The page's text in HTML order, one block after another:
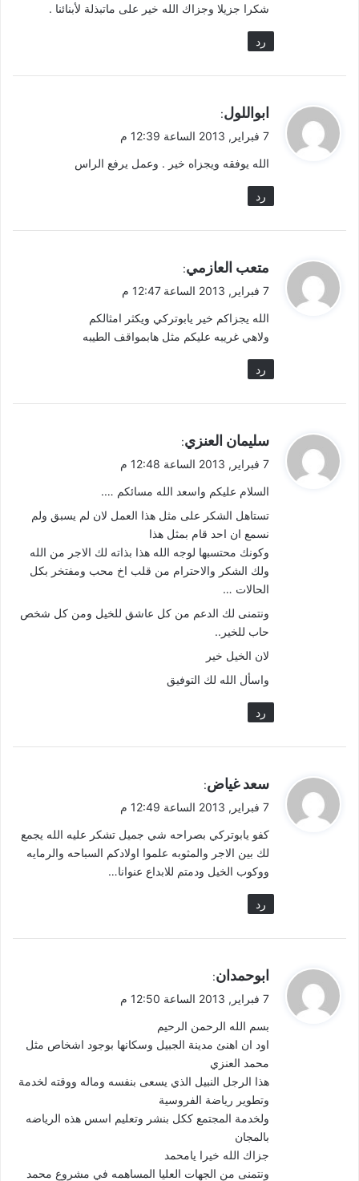
شكرا جزيلا وجزاك الله خير على ماتبذلة لأبنائنا .
رد
ي
ق
ل
ابواللول:
7 فبراير, 2013 الساعة 12:39 م
الله يوفقه ويجزاه خير . وعمل يرفع الراس
رد
ي
ق
ل
متعب العازمي:
7 فبراير, 2013 الساعة 12:47 م
الله يجزاكم خير يابوتركي ويكثر امثالكم
ولاهي غريبه عليكم مثل هابمواقف الطيبه
رد
ي
ق
ل
سليمان العنزي:
7 فبراير, 2013 الساعة 12:48 م
السلام عليكم واسعد الله مسائكم ….
تستاهل الشكر على مثل هذا العمل لان لم يسبق ولم
نسمع ان احد قام بمثل هذا
وكونك محتسبها لوجه الله هذا بذاته لك الاجر من الله
ولك الشكر والاحترام من قلب اخ محب ومفتخر بكل
الحالات …
ونتمنى لك الدعم من كل عاشق للخيل ومن كل شخص
حاب للخير..
لان الخيل خير
واسأل الله لك التوفيق
رد
ي
ق
ل
سعد غياض:
7 فبراير, 2013 الساعة 12:49 م
كفو يابوتركي بصراحه شي جميل تشكر عليه الله يجمع
لك بين الاجر والمثوبه علموا اولادكم السباحه والرمايه
ووكوب الخيل ودمتم للابداع عنوانا…
رد
ي
ق
ل
ابوحمدان:
7 فبراير, 2013 الساعة 12:50 م
بسم الله الرحمن الرحيم
اود ان اهنئ مدينة الجبيل وسكانها بوجود اشخاص مثل
محمد العنزي
هذا الرجل النبيل الذي يسعى بنفسه وماله ووقته لخدمة
وتطوير رياضة الفروسية
ولخدمة المجتمع ككل بنشر وتعليم اسس هذه الرياضه
بالمجان
جزاك الله خيرا يامحمد
ونتمنى من الجهات العليا المساهمه في مشروع محمد